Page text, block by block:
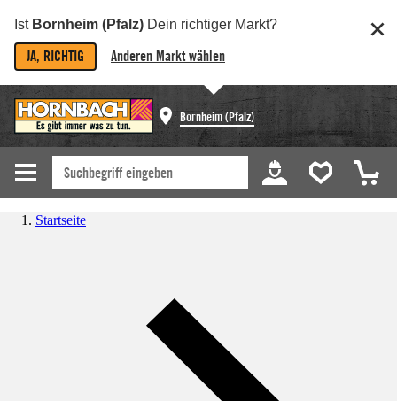
Ist Bornheim (Pfalz) Dein richtiger Markt?
JA, RICHTIG Anderen Markt wählen
Bornheim (Pfalz)
Startseite